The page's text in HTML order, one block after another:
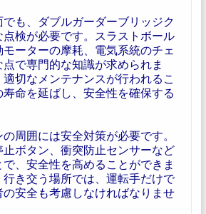
でも、ダブルガーダーブリッジク
点検が必要です。スラストボール
ーターの摩耗、電気系統のチェ
で専門的な知識が求められま
切なメンテナンスが行われるこ
命を延ばし、安全性を確保する
周囲には安全対策が必要です。
ボタン、衝突防止センサーなど
、安全性を高めることができま
き交う場所では、運転手だけで
安全も考慮しなければなりませ